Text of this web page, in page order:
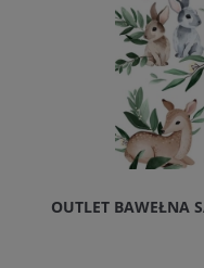
OUTLET BAWEŁNA